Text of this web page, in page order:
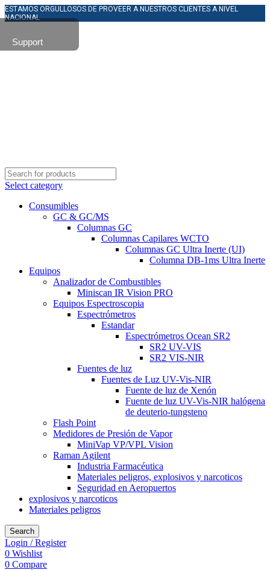
ESTAMOS ORGULLOSOS DE PROVEER A NUESTROS CLIENTES A NIVEL
NACIONAL
Select category
Consumibles
GC & GC/MS
Columnas GC
Columnas Capilares WCTO
Columnas GC Ultra Inerte (UI)
Columna DB-1ms Ultra Inerte
Equipos
Analizador de Combustibles
Miniscan IR Vision PRO
Equipos Espectroscopia
Espectrómetros
Estandar
Espectrómetros Ocean SR2
SR2 UV-VIS
SR2 VIS-NIR
Fuentes de luz
Fuentes de Luz UV-Vis-NIR
Fuente de luz de Xenón
Fuente de luz UV-Vis-NIR halógena
de deuterio-tungsteno
Flash Point
Medidores de Presión de Vapor
MiniVap VP/VPL Vision
Raman Agilent
Industria Farmacéutica
Materiales peligros, explosivos y narcoticos
Seguridad en Aeropuertos
explosivos y narcoticos
Materiales peligros
Search
Login / Register
0 Wishlist
0 Compare
Support